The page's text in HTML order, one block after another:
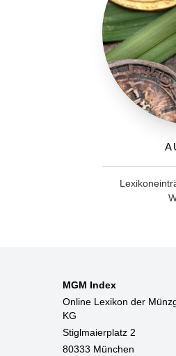
MGM Index
Online Lexikon der
KG
Stiglmaierplatz 2
80333 München